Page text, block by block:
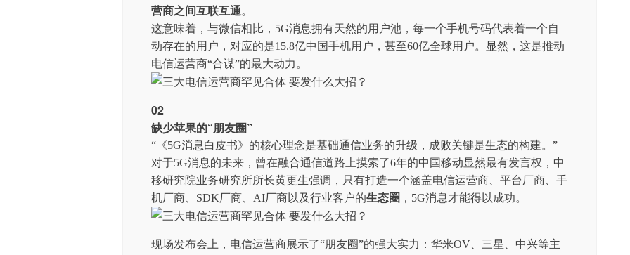
营商之间互联互通。
这意味着，与微信相比，5G消息拥有天然的用户池，每一个手机号码代表着一个自
动存在的用户，对应的是15.8亿中国手机用户，甚至60亿全球用户。显然，这是推动
电信运营商“合谋”的最大动力。
02
缺少苹果的“朋友圈”
“《5G消息白皮书》的核心理念是基础通信业务的升级，成败关键是生态的构建。”
对于5G消息的未来，曾在融合通信道路上摸索了6年的中国移动显然最有发言权，中
移研究院业务研究所所长黄更生强调，只有打造一个涵盖电信运营商、平台厂商、手
机厂商、SDK厂商、AI厂商以及行业客户的生态圈 ，5G消息才能得以成功。
现场发布会上，电信运营商展示了“朋友圈”的强大实力：华米OV、三星、中兴等主